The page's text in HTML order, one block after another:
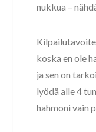
nukkua –
koska en ole
ja sen on
lyödä alle 4
hahmoni vain